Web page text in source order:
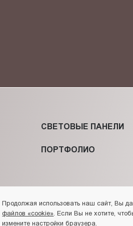
СВЕТОВЫЕ ПАНЕЛИ
ПОРТФОЛИО
Продолжая использовать наш сайт, Вы
файлов «cookie» . Если Вы не хотите,
измените настройки браузера.